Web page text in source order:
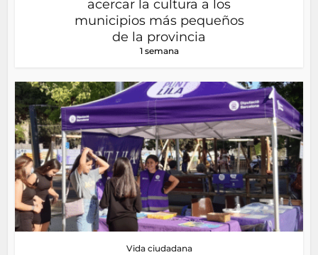
acercar la cultura a los
municipios más pequeños
de la provincia
1 semana
Vida ciudadana